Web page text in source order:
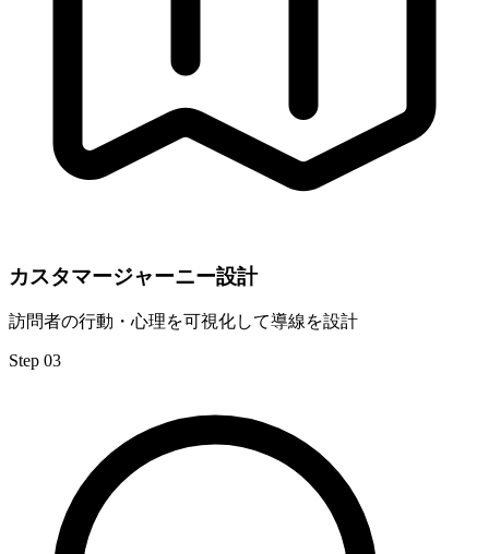
カスタマージャーニー設計
訪問者の行動・心理を可視化して導線を設計
Step 03